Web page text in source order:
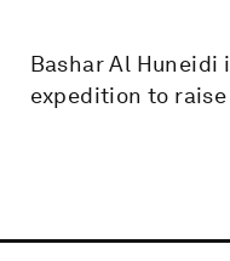
Bashar Al
expedition to